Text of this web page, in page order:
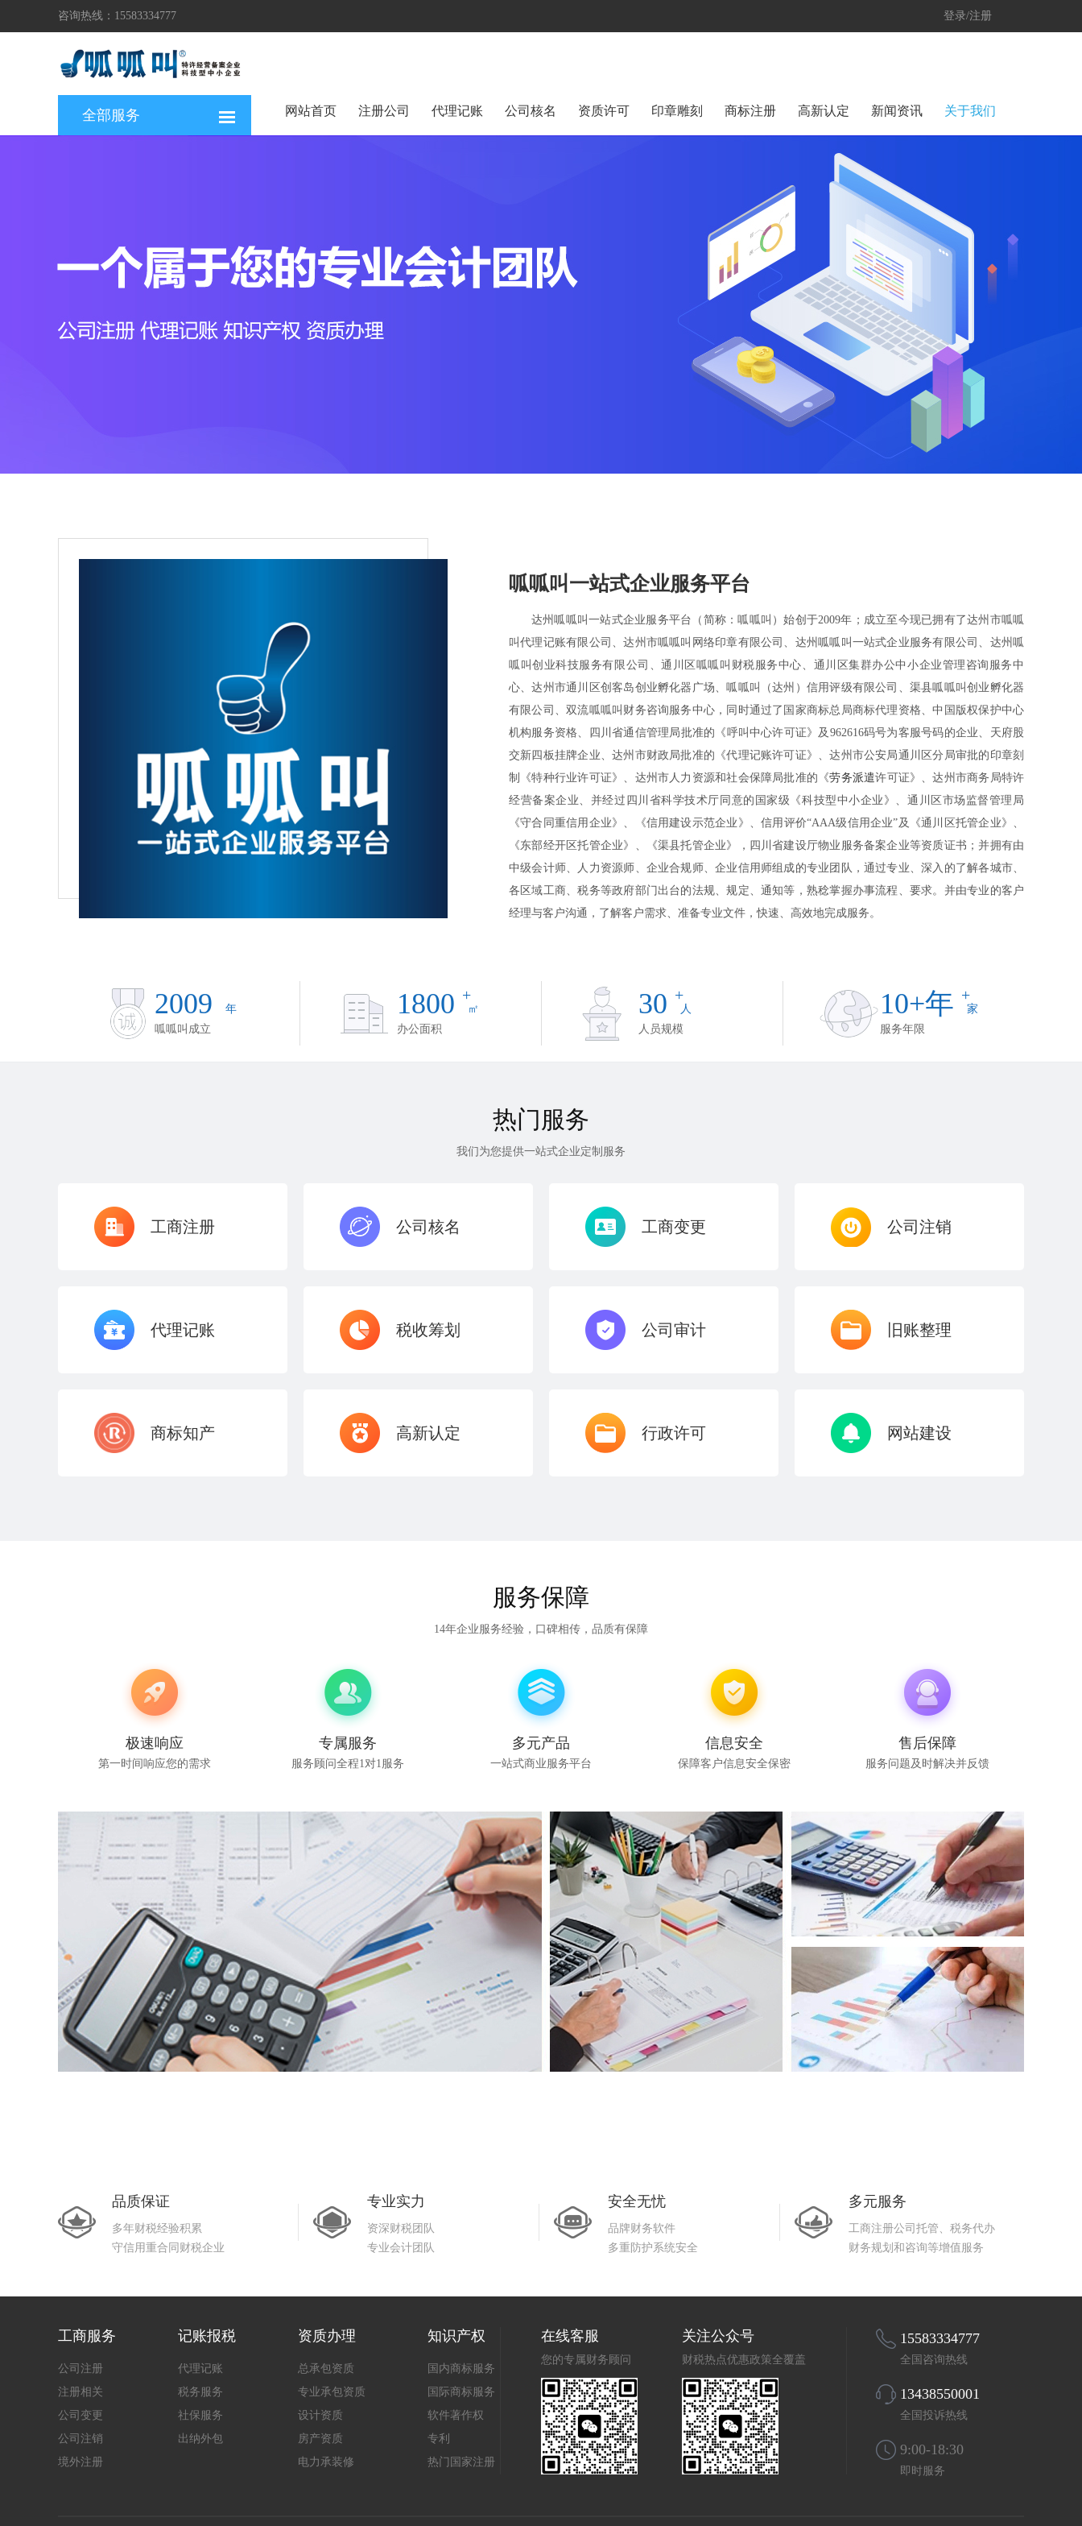
咨询热线：15583334777 登录/注册
全部服务 网站首页 注册公司 代理记账 公司核名 资质许可 印章雕刻 商标注册 高新认定 新闻资讯 关于我们
呱呱叫一站式企业服务平台
达州呱呱叫一站式企业服务平台（简称：呱呱叫）始创于2009年；成立至今现已拥有了达州市呱呱
叫代理记账有限公司、达州市呱呱叫网络印章有限公司、达州呱呱叫一站式企业服务有限公司、达州呱
呱叫创业科技服务有限公司、通川区呱呱叫财税服务中心、通川区集群办公中小企业管理咨询服务中
心、达州市通川区创客岛创业孵化器广场、呱呱叫（达州）信用评级有限公司、渠县呱呱叫创业孵化器
有限公司、双流呱呱叫财务咨询服务中心，同时通过了国家商标总局商标代理资格、中国版权保护中心
机构服务资格、四川省通信管理局批准的《呼叫中心许可证》及962616码号为客服号码的企业、天府股
交新四板挂牌企业、达州市财政局批准的《代理记账许可证》、达州市公安局通川区分局审批的印章刻
制《特种行业许可证》、达州市人力资源和社会保障局批准的《劳务派遣许可证》、达州市商务局特许
经营备案企业、并经过四川省科学技术厅同意的国家级《科技型中小企业》、通川区市场监督管理局
《守合同重信用企业》、《信用建设示范企业》、信用评价“AAA级信用企业”及《通川区托管企业》、
《东部经开区托管企业》、《渠县托管企业》，四川省建设厅物业服务备案企业等资质证书；并拥有由
中级会计师、人力资源师、企业合规师、企业信用师组成的专业团队，通过专业、深入的了解各城市、
各区域工商、税务等政府部门出台的法规、规定、通知等，熟稔掌握办事流程、要求。并由专业的客户
经理与客户沟通，了解客户需求、准备专业文件，快速、高效地完成服务。
2009
年
呱呱叫成立
1800 +
㎡
办公面积
30 +
人
人员规模
10+年 +
家
服务年限
热门服务
我们为您提供一站式企业定制服务
工商注册 公司核名 工商变更 公司注销
代理记账 税收筹划 公司审计 旧账整理
商标知产 高新认定 行政许可 网站建设
服务保障
14年企业服务经验，口碑相传，品质有保障
极速响应
第一时间响应您的需求
专属服务
服务顾问全程1对1服务
多元产品
一站式商业服务平台
信息安全
保障客户信息安全保密
售后保障
服务问题及时解决并反馈
品质保证
多年财税经验积累
守信用重合同财税企业
专业实力
资深财税团队
专业会计团队
安全无忧
品牌财务软件
多重防护系统安全
多元服务
工商注册公司托管、税务代办
财务规划和咨询等增值服务
工商服务
公司注册
注册相关
公司变更
公司注销
境外注册
记账报税
代理记账
税务服务
社保服务
出纳外包
资质办理
总承包资质
专业承包资质
设计资质
房产资质
电力承装修
知识产权
国内商标服务
国际商标服务
软件著作权
专利
热门国家注册
在线客服
您的专属财务顾问
关注公众号
财税热点优惠政策全覆盖
15583334777
全国咨询热线
13438550001
全国投诉热线
9:00-18:30
即时服务